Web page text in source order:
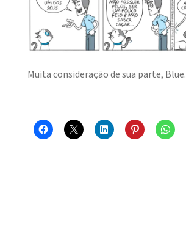
MINHA CONTA
CARRINHO
Search
Muita consideração de sua parte, Blue.